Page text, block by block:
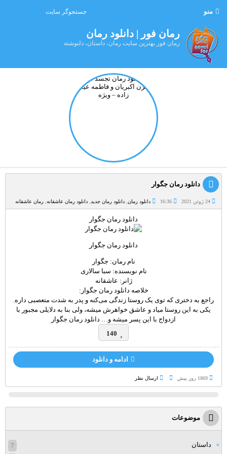
منو
رمان فور | دانلود رمان
رمان فور بهترین سایت رمان، داستان، دلنوشته
دانلود رمان جگوار
24 ژوئن 2021 16:36 دانلود رمان, دانلود رمان جدید دانلود رمان عاشقانه, رمان عاشقانه
دانلود رمان جگوار
دانلود رمان جگوار
نام رمان: جگوار
نام نویسنده: سبا سالاری
ژانر: عاشقانه
خلاصه دانلود رمان جگوار:
راجع به دختری که توی یک روستا زندگی می‌کنه و پدر به شدت متعصبی داره.
یکی به این روستا میاد و عاشق خواهرش میشه، ولی بنا به دلایلی مجبور با
ازدواج با این پسر میشه و… دانلود رمان جگوار
140
ادامه و دانلود
1869 روز پيش ارسال نظر
موضوعات
داستان
7